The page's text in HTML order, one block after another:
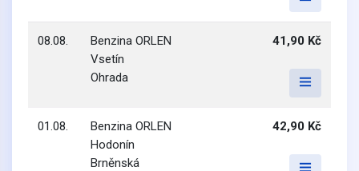
08.08.
Benzina ORLEN
Vsetín
Ohrada
41,90 Kč
01.08.
Benzina ORLEN
Hodonín
Brněnská
42,90 Kč